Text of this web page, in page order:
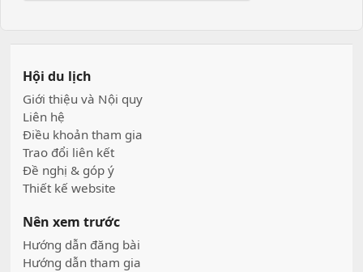
Hội du lịch
Giới thiệu và Nội quy
Liên hệ
Điều khoản tham gia
Trao đổi liên kết
Đề nghị & góp ý
Thiết kế website
Nên xem trước
Hướng dẫn đăng bài
Hướng dẫn tham gia